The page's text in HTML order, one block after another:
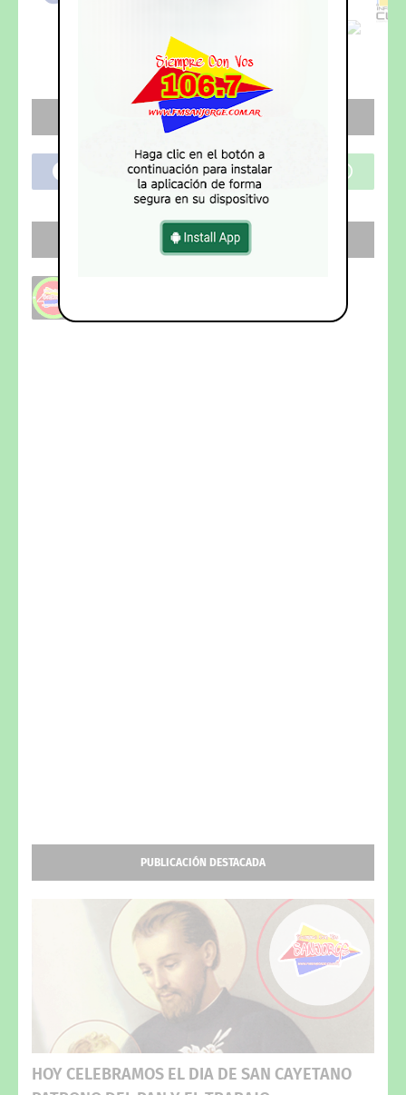
REDES SOCIALES
SEGUI NUESTRO CANAL
PUBLICACIÓN DESTACADA
HOY CELEBRAMOS EL DIA DE SAN CAYETANO